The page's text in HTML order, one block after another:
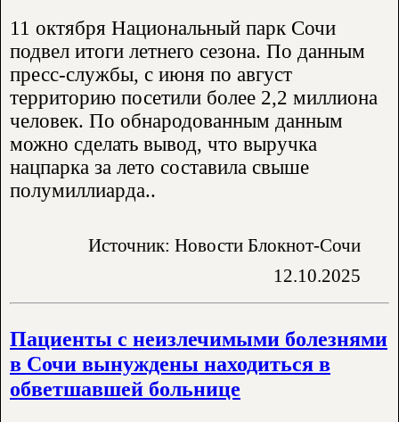
11 октября Национальный парк Сочи
подвел итоги летнего сезона. По данным
пресс-службы, с июня по август
территорию посетили более 2,2 миллиона
человек. По обнародованным данным
можно сделать вывод, что выручка
нацпарка за лето составила свыше
полумиллиарда..
Источник: Новости Блокнот-Сочи
12.10.2025
Пациенты с неизлечимыми болезнями
в Сочи вынуждены находиться в
обветшавшей больнице